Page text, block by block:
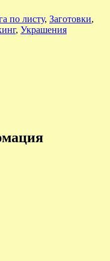
по листу, Заготовки,
, Украшения